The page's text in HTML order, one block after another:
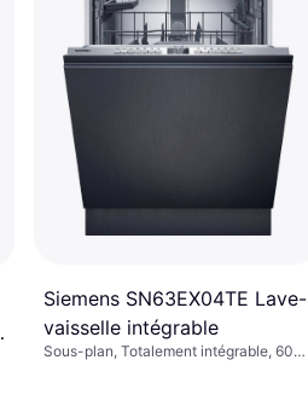
Siemens SN63EX04TE Lave-
vaisselle intégrable
Sous-plan, Totalement intégrable, 60